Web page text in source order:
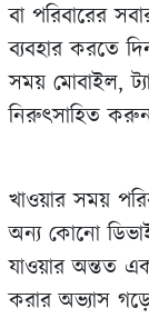
বা পরিবারের
ব্যবহার করতে
সময় মোবাইল,
নিরুৎসাহিত
খাওয়ার সময়
অন্য কোনো
যাওয়ার অন্তত
করার অভ্যাস